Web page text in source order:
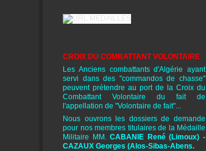
CROIX DU COMBATTANT VOLONTAIRE
Les Anciens combattants d'Algérie ayant
servi dans des "commandos de chasse"
peuvent prétendre au port de la Croix du
Combattant Volontaire du fait de
l'appellation de "Volontaire de fait"...
Nous ouvrons les dossiers de demande
pour nos membres titulaires de la Médaille
Militaire MM. CABANIE René(Limoux) -
CAZAUX Georges (Alos-Sibas-Abens.